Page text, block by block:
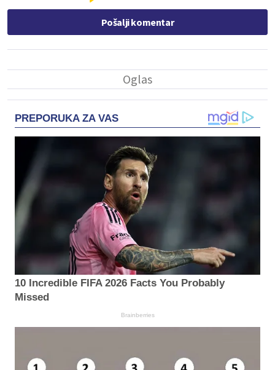
Pošalji komentar
PREPORUKA ZA VAS
10 Incredible FIFA 2026 Facts You Probably
Missed
Brainberries